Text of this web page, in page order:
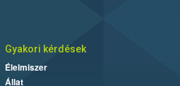
Gyakori kérdések
Élelmiszer
Állat